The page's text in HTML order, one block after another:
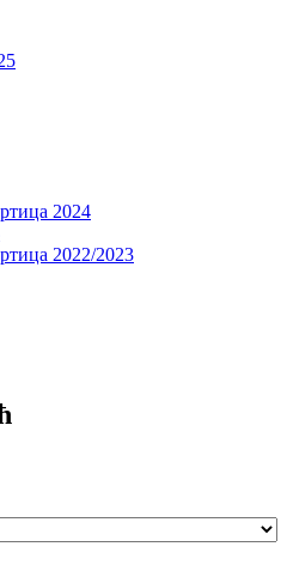
2024
2022/2023